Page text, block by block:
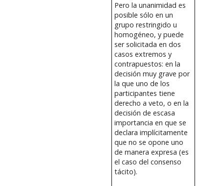
Pero la unanimidad es
posible sólo en un
grupo restringido u
homogéneo, y puede
ser solicitada en dos
casos extremos y
contrapuestos: en la
decisión muy grave por
la que uno de los
participantes tiene
derecho a veto, o en la
decisión de escasa
importancia en que se
declara implícitamente
que no se opone uno
de manera expresa (es
el caso del consenso
tácito).